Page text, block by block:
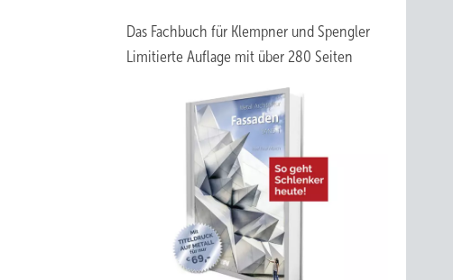
Das Fachbuch für Klempner und Spengler
Limitierte Auflage mit über 280 Seiten